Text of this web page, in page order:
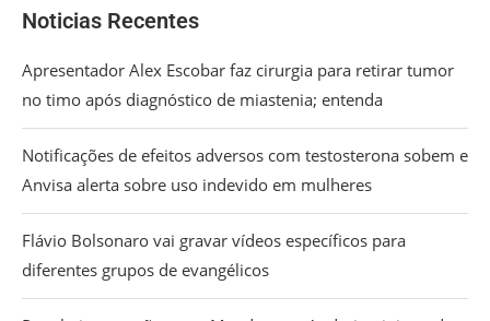
Noticias Recentes
Apresentador Alex Escobar faz cirurgia para retirar tumor
no timo após diagnóstico de miastenia; entenda
Notificações de efeitos adversos com testosterona sobem e
Anvisa alerta sobre uso indevido em mulheres
Flávio Bolsonaro vai gravar vídeos específicos para
diferentes grupos de evangélicos